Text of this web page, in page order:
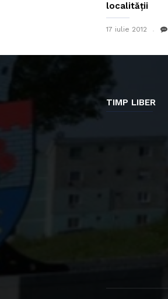
localității
17 iulie 2012
TIMP LIBER